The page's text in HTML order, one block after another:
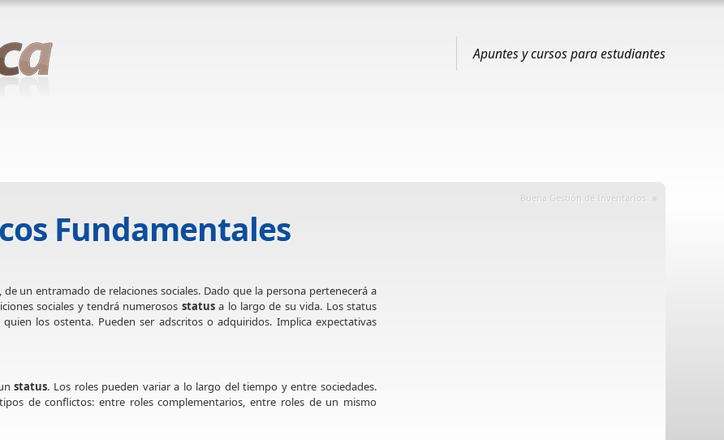
Apuntes y cursos para estudiantes
Buena Gestión de Inventarios »
Fundamentales
un entramado de relaciones sociales. Dado que la persona pertenecerá a
sociales y tendrá numerosos statusa lo largo de su vida. Los status
los ostenta. Pueden ser adscritos o adquiridos. Implica expectativas
status. Los roles pueden variar a lo largo del tiempo y entre sociedades.
de conflictos: entre rolescomplementarios, entre roles de un mismo